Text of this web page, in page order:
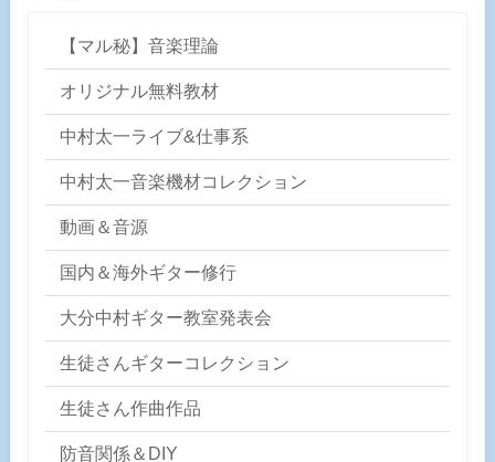
【マル秘】音楽理論
オリジナル無料教材
中村太一ライブ&仕事系
中村太一音楽機材コレクション
動画＆音源
国内＆海外ギター修行
大分中村ギター教室発表会
生徒さんギターコレクション
生徒さん作曲作品
防音関係＆DIY